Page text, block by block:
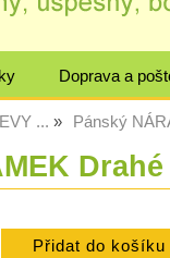
Doprava a
... Pánský